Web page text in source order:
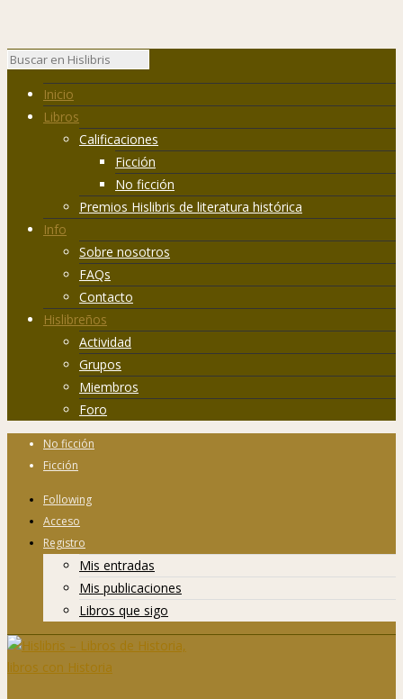
Inicio
Libros
Calificaciones
Ficción
No ficción
Premios Hislibris de literatura histórica
Info
Sobre nosotros
FAQs
Contacto
Hislibreños
Actividad
Grupos
Miembros
Foro
No ficción
Ficción
Following
Acceso
Registro
Mis entradas
Mis publicaciones
Libros que sigo